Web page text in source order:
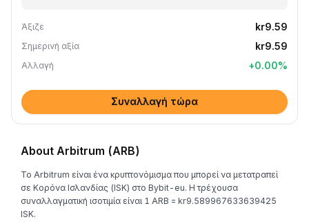
Άξιζε kr9.59
Σημερινή αξία kr9.59
Αλλαγή +0.00%
Συναλλαγή τώρα
About Arbitrum (ARB)
Το Arbitrum είναι ένα κρυπτονόμισμα που μπορεί να μετατραπεί
σε Κορόνα Ισλανδίας (ISK) στο Bybit-eu. Η τρέχουσα
συναλλαγματική ισοτιμία είναι 1 ARB = kr9.589967633639425
ISK.